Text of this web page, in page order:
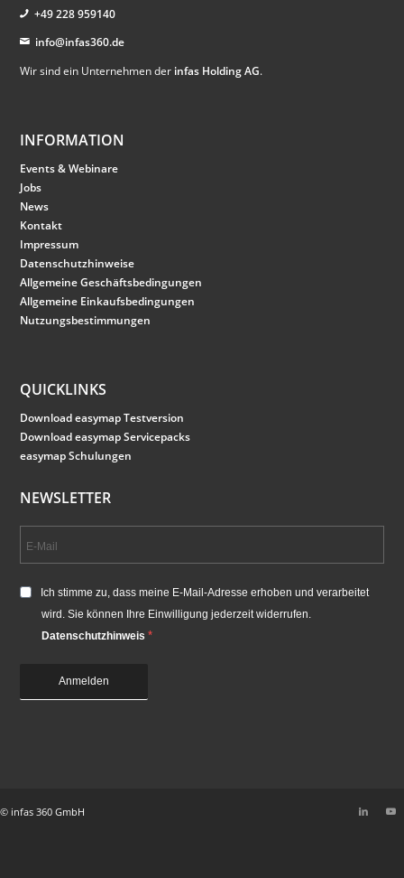
+49 228 959140
info@infas360.de
Wir sind ein Unternehmen der infas Holding AG.
INFORMATION
Events & Webinare
Jobs
News
Kontakt
Impressum
Datenschutzhinweise
Allgemeine Geschäftsbedingungen
Allgemeine Einkaufsbedingungen
Nutzungsbestimmungen
QUICKLINKS
Download easymap Testversion
Download easymap Servicepacks
easymap Schulungen
NEWSLETTER
Ich stimme zu, dass meine E-Mail-Adresse erhoben und verarbeitet
wird. Sie können Ihre Einwilligung jederzeit widerrufen.
Datenschutzhinweis
Anmelden
© infas 360 GmbH